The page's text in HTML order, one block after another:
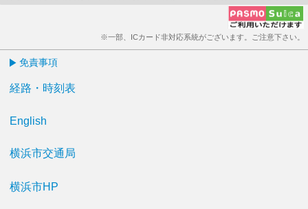
※一部、ICカード非対応系統がございます。ご注意下さい。
免責事項
経路・時刻表
English
横浜市交通局
横浜市HP